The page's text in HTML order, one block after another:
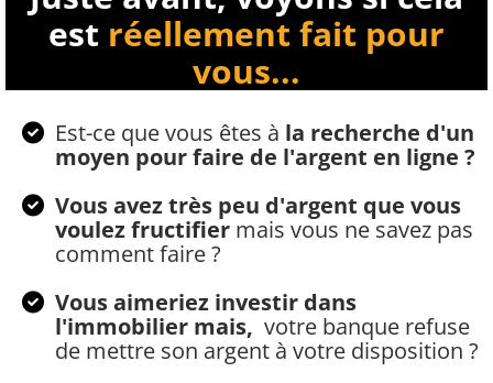
est réellement fait pour
vous...
Est-ce que vous êtes à la recherche d'un
moyen pour faire de l'argent en ligne ?
Vous avez très peu d'argent que vous
voulez fructifier mais vous ne savez pas
comment faire ?
Vous aimeriez investir dans
l'immobilier mais, votre banque refuse
de mettre son argent à votre disposition ?